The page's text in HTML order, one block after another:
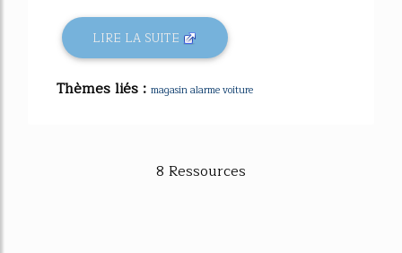
LIRE LA SUITE
Thèmes liés : magasin alarme voiture
8 Ressources